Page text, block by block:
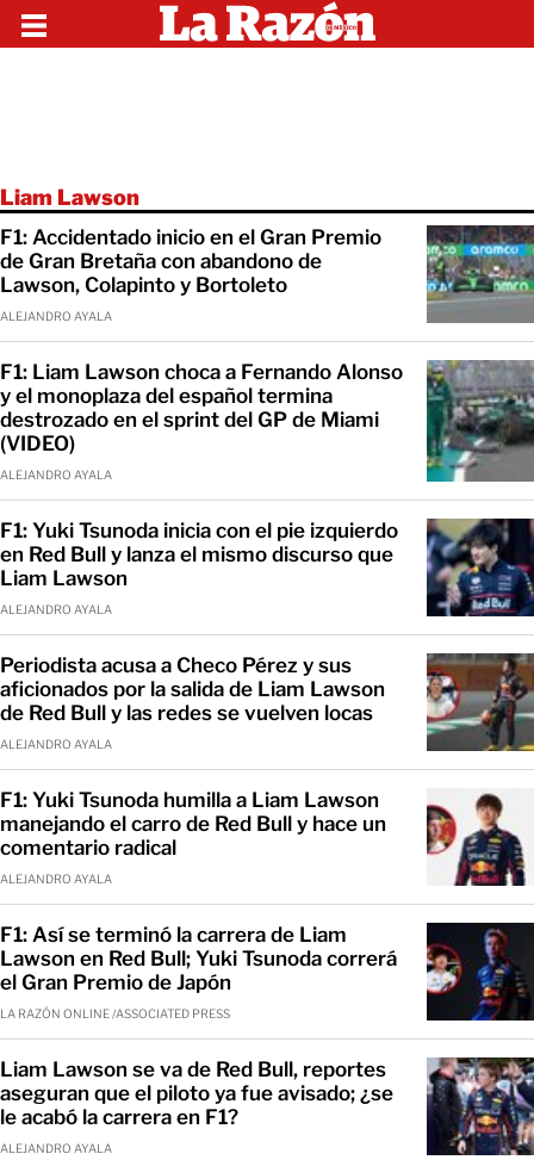
Liam Lawson
F1: Accidentado inicio en el Gran Premio
de Gran Bretaña con abandono de
Lawson, Colapinto y Bortoleto
ALEJANDRO AYALA
F1: Liam Lawson choca a Fernando Alonso
y el monoplaza del español termina
destrozado en el sprint del GP de Miami
(VIDEO)
ALEJANDRO AYALA
F1: Yuki Tsunoda inicia con el pie izquierdo
en Red Bull y lanza el mismo discurso que
Liam Lawson
ALEJANDRO AYALA
Periodista acusa a Checo Pérez y sus
aficionados por la salida de Liam Lawson
de Red Bull y las redes se vuelven locas
ALEJANDRO AYALA
F1: Yuki Tsunoda humilla a Liam Lawson
manejando el carro de Red Bull y hace un
comentario radical
ALEJANDRO AYALA
F1: Así se terminó la carrera de Liam
Lawson en Red Bull; Yuki Tsunoda correrá
el Gran Premio de Japón
LA RAZÓN ONLINE /ASSOCIATED PRESS
Liam Lawson se va de Red Bull, reportes
aseguran que el piloto ya fue avisado; ¿se
le acabó la carrera en F1?
ALEJANDRO AYALA